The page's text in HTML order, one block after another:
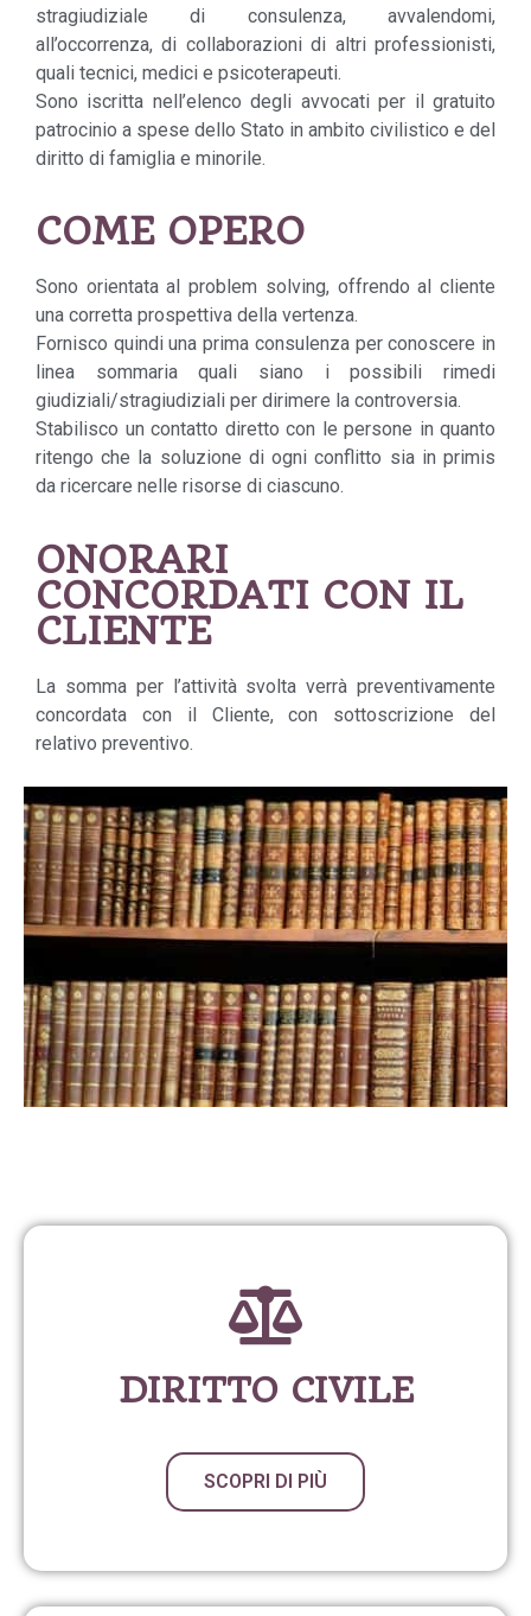
stragiudiziale di consulenza, avvalendomi,
all’occorrenza, di collaborazioni di altri professionisti,
quali tecnici, medici e psicoterapeuti.
Sono iscritta nell’elenco degli avvocati per il gratuito
patrocinio a spese dello Stato in ambito civilistico e del
diritto di famiglia e minorile.
COME OPERO
Sono orientata al problem solving, offrendo al cliente
una corretta prospettiva della vertenza.
Fornisco quindi una prima consulenza per conoscere in
linea sommaria quali siano i possibili rimedi
giudiziali/stragiudiziali per dirimere la controversia.
Stabilisco un contatto diretto con le persone in quanto
ritengo che la soluzione di ogni conflitto sia in primis
da ricercare nelle risorse di ciascuno.
ONORARI
CONCORDATI CON IL
CLIENTE
La somma per l’attività svolta verrà preventivamente
concordata con il Cliente, con sottoscrizione del
relativo preventivo.
DIRITTO CIVILE
SCOPRI DI PIÙ